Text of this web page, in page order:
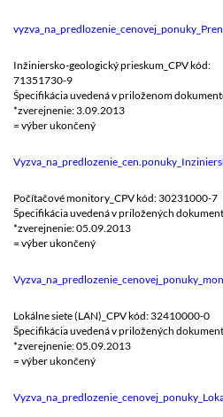
Inžiniersko-geologický prieskum_CPV kód:
71351730-9
Špecifikácia uvedená v priloženom
*zverejnenie: 3.09.2013
= výber ukončený
Počítačové monitory_CPV kód: 30231000-7
Špecifikácia uvedená v priložených
*zverejnenie: 05.09.2013
= výber ukončený
Lokálne siete (LAN)_CPV kód: 32410000-0
Špecifikácia uvedená v priložených
*zverejnenie: 05.09.2013
= výber ukončený